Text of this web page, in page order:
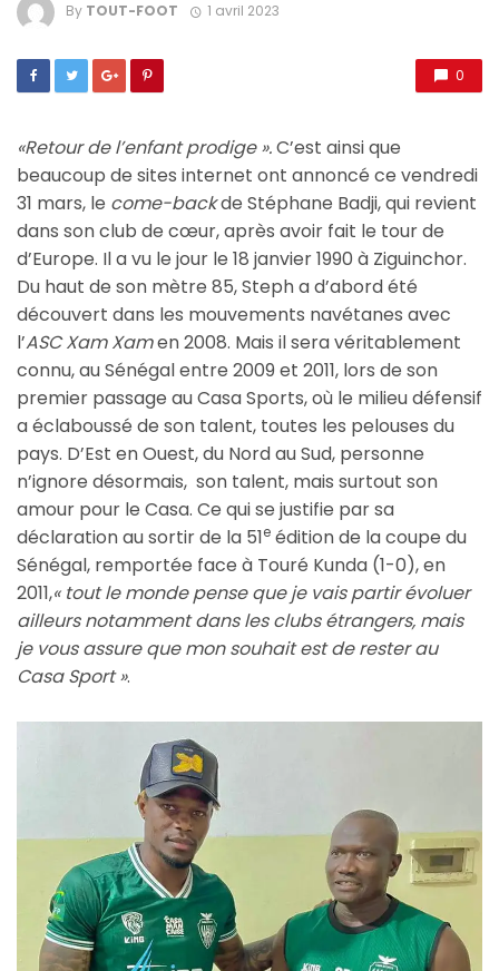
By TOUT-FOOT 1 avril 2023
0
«Retour de l’enfant prodige ».C’est ainsi que
beaucoup de sites internet ont annoncé ce vendredi
31 mars, le come-backde Stéphane Badji, qui revient
dans son club de cœur, après avoir fait le tour de
d’Europe. Il a vu le jour le 18 janvier 1990 à Ziguinchor.
Du haut de son mètre 85, Steph a d’abord été
découvert dans les mouvements navétanes avec
l’ASC Xam Xamen 2008. Mais il sera véritablement
connu, au Sénégal entre 2009 et 2011, lors de son
premier passage au Casa Sports, où le milieu défensif
a éclaboussé de son talent, toutes les pelouses du
pays. D’Est en Ouest, du Nord au Sud, personne
n’ignore désormais, son talent, mais surtout son
amour pour le Casa. Ce qui se justifie par sa
déclaration au sortir de la 51e édition de la coupe du
Sénégal, remportée face à Touré Kunda (1-0), en
2011,« tout le monde pense que je vais partir évoluer
ailleurs notamment dans les clubs étrangers, mais
je vous assure que mon souhait est de rester au
Casa Sport ».